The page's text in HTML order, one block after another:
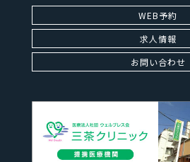
WEB予約
求人情報
お問い合わせ